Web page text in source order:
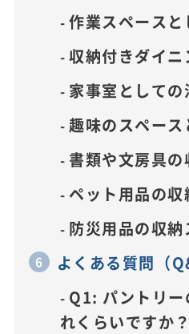
作業スペースと
収納付きダイ
家事室としての
趣味のスペー
書類や文房具
ペット用品の収
防災用品の収納
よくある質問（
Q1: パントリ
れくらいですか？